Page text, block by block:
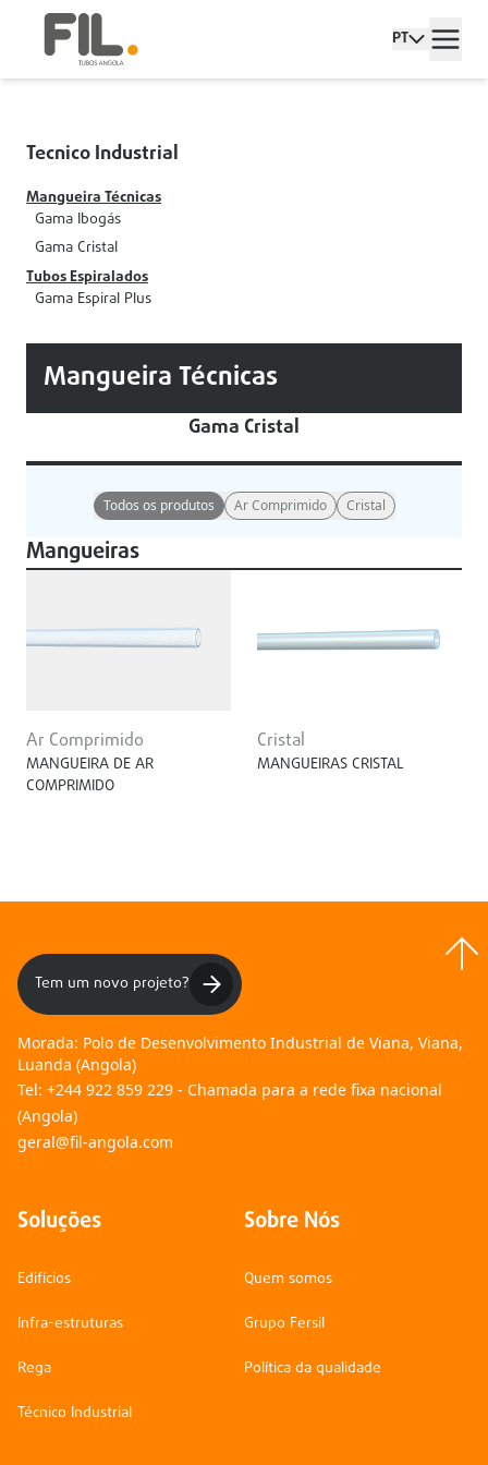
PT
Tecnico Industrial
Mangueira Técnicas
Gama Ibogás
Gama Cristal
Tubos Espiralados
Gama Espiral Plus
Mangueira Técnicas
Gama Cristal
Todos os produtos Ar Comprimido Cristal
Mangueiras
Ar Comprimido
MANGUEIRA DE AR
COMPRIMIDO
Cristal
MANGUEIRAS CRISTAL
Tem um novo projeto?
Morada: Polo de Desenvolvimento Industrial de Viana, Viana,
Luanda (Angola)
Tel: +244 922 859 229 - Chamada para a rede fixa nacional
(Angola)
geral@fil-angola.com
Soluções
Edifícios
Infra-estruturas
Rega
Técnico Industrial
Sobre Nós
Quem somos
Grupo Fersil
Política da qualidade